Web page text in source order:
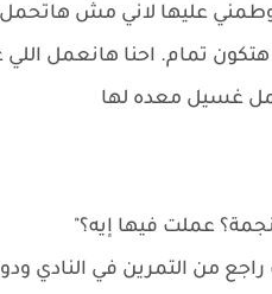
وطمني عليها لاني مش
تمام. احنا هانعمل اللي
غسيل معده لها
نجمة؟ عملت فيها إيه؟"
من التمرين في النادي